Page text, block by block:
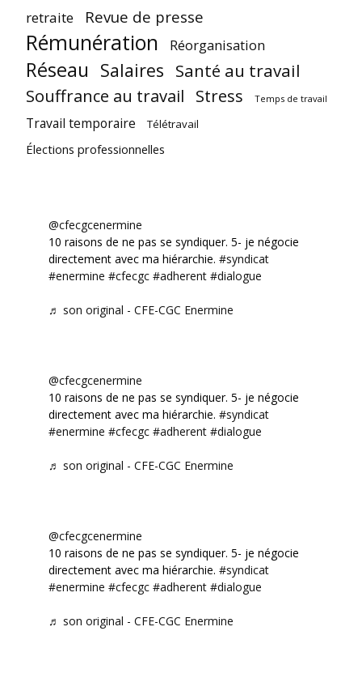
retraite Revue de presse
Rémunération Réorganisation
Réseau Salaires Santé au travail
Souffrance au travail Stress Temps de travail
Travail temporaire Télétravail
Élections professionnelles
@cfecgcenermine
10 raisons de ne pas se syndiquer. 5- je négocie
directement avec ma hiérarchie. #syndicat
#enermine #cfecgc #adherent #dialogue
♬ son original - CFE-CGC Enermine
@cfecgcenermine
10 raisons de ne pas se syndiquer. 5- je négocie
directement avec ma hiérarchie. #syndicat
#enermine #cfecgc #adherent #dialogue
♬ son original - CFE-CGC Enermine
@cfecgcenermine
10 raisons de ne pas se syndiquer. 5- je négocie
directement avec ma hiérarchie. #syndicat
#enermine #cfecgc #adherent #dialogue
♬ son original - CFE-CGC Enermine